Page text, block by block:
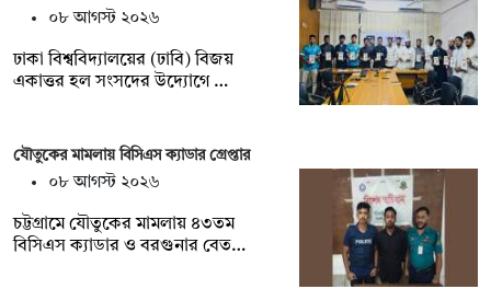
০৮ আগস্ট ২০২৬
ঢাকা বিশ্ববিদ্যালয়ের (ঢাবি) বিজয়
একাত্তর হল সংসদের উদ্যোগে …
যৌতুকের মামলায় বিসিএস ক্যাডার গ্রেপ্তার
০৮ আগস্ট ২০২৬
চট্টগ্রামে যৌতুকের মামলায় ৪৩তম
বিসিএস ক্যাডার ও বরগুনার বেত…